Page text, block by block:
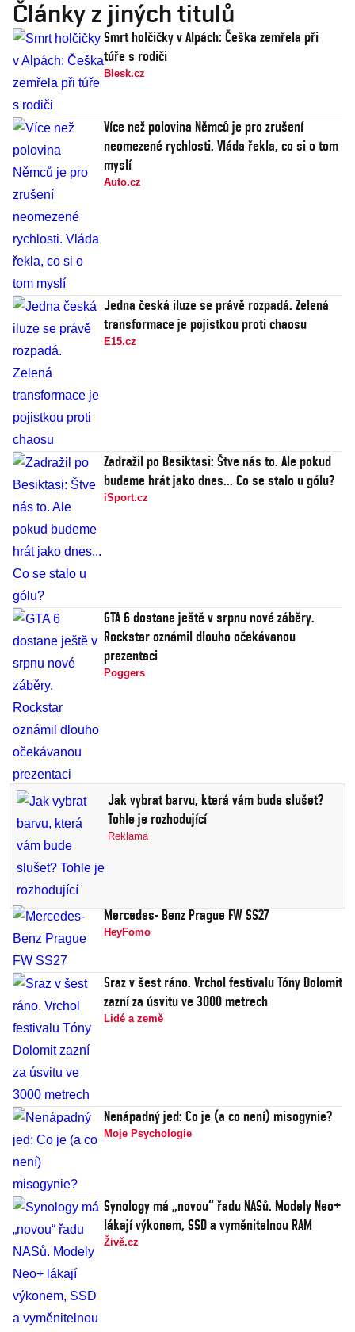
Články z jiných titulů
Smrt holčičky v Alpách: Češka zemřela při
túře s rodiči
Blesk.cz
Více než polovina Němců je pro zrušení
neomezené rychlosti. Vláda řekla, co si o tom
myslí
Auto.cz
Jedna česká iluze se právě rozpadá. Zelená
transformace je pojistkou proti chaosu
E15.cz
Zadražil po Besiktasi: Štve nás to. Ale pokud
budeme hrát jako dnes... Co se stalo u gólu?
iSport.cz
GTA 6 dostane ještě v srpnu nové záběry.
Rockstar oznámil dlouho očekávanou
prezentaci
Poggers
Jak vybrat barvu, která vám bude slušet?
Tohle je rozhodující
Reklama
Mercedes- Benz Prague FW SS27
HeyFomo
Sraz v šest ráno. Vrchol festivalu Tóny Dolomit
zazní za úsvitu ve 3000 metrech
Lidé a země
Nenápadný jed: Co je (a co není) misogynie?
Moje Psychologie
Synology má „novou“ řadu NASů. Modely Neo+
lákají výkonem, SSD a vyměnitelnou RAM
Živě.cz